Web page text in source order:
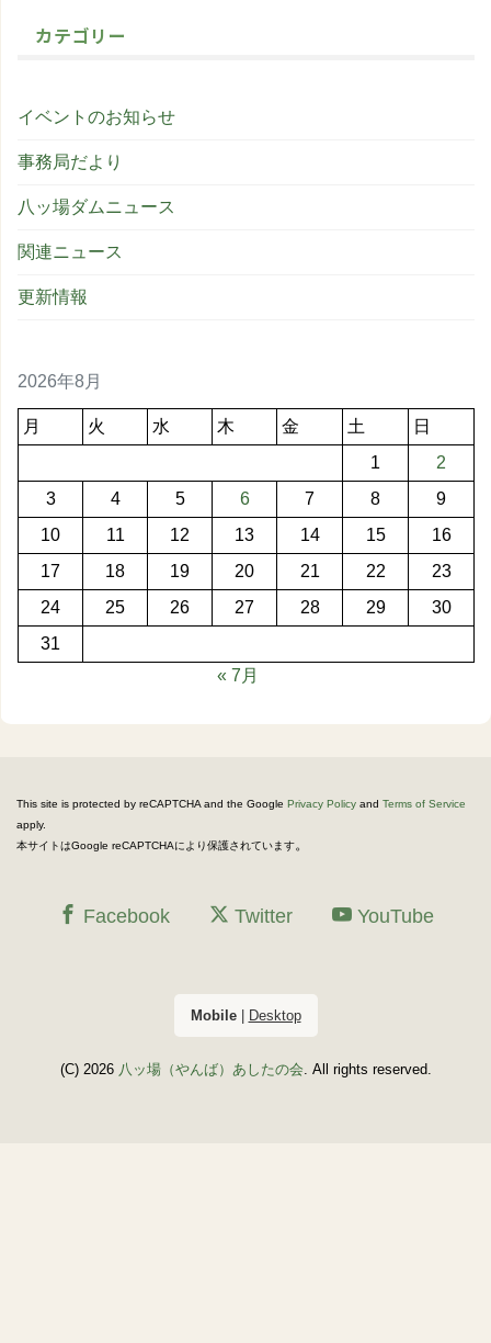
カテゴリー
イベントのお知らせ
事務局だより
八ッ場ダムニュース
関連ニュース
更新情報
2026年8月
月 火 水 木 金 土
日
1
2
3
4 5 6 7 8
9
10
11 12 13 14 15
16
17
18 19 20 21 22
23
24
25 26 27 28 29
30
31
« 7月
This site is protected by reCAPTCHA and the Google Privacy Policy and Terms of Service
apply.
本サイトはGoogle reCAPTCHAにより保護されています。
Facebook Twitter YouTube
Mobile| Desktop
(C) 2026 八ッ場（やんば）あしたの会. All rights reserved.